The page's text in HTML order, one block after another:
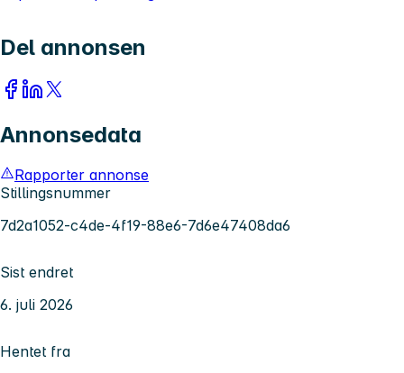
Del annonsen
Annonsedata
Rapporter annonse
Stillingsnummer
7d2a1052-c4de-4f19-88e6-7d6e47408da6
Sist endret
6. juli 2026
Hentet fra